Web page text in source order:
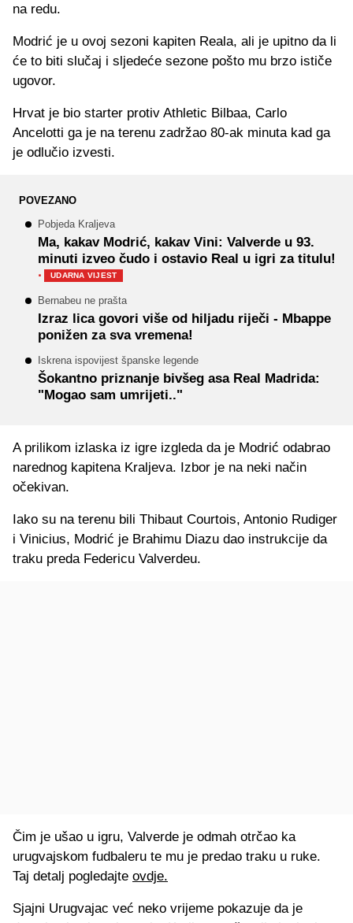
na redu.
Modrić je u ovoj sezoni kapiten Reala, ali je upitno da li
će to biti slučaj i sljedeće sezone pošto mu brzo ističe
ugovor.
Hrvat je bio starter protiv Athletic Bilbaa, Carlo
Ancelotti ga je na terenu zadržao 80-ak minuta kad ga
je odlučio izvesti.
POVEZANO
Pobjeda Kraljeva
Ma, kakav Modrić, kakav Vini: Valverde u 93.
minuti izveo čudo i ostavio Real u igri za titulu!
· UDARNA VIJEST
Bernabeu ne prašta
Izraz lica govori više od hiljadu riječi - Mbappe
ponižen za sva vremena!
Iskrena ispovijest španske legende
Šokantno priznanje bivšeg asa Real Madrida:
"Mogao sam umrijeti.."
A prilikom izlaska iz igre izgleda da je Modrić odabrao
narednog kapitena Kraljeva. Izbor je na neki način
očekivan.
Iako su na terenu bili Thibaut Courtois, Antonio Rudiger
i Vinicius, Modrić je Brahimu Diazu dao instrukcije da
traku preda Federicu Valverdeu.
Čim je ušao u igru, Valverde je odmah otrčao ka
urugvajskom fudbaleru te mu je predao traku u ruke.
Taj detalj pogledajte ovdje.
Sjajni Urugvajac već neko vrijeme pokazuje da je